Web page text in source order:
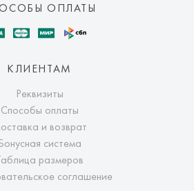
ОПЛАТЫ
КЛИЕНТАМ
Реквизиты
Способы оплаты
и возврат
Бонусная система
размеров
соглашение